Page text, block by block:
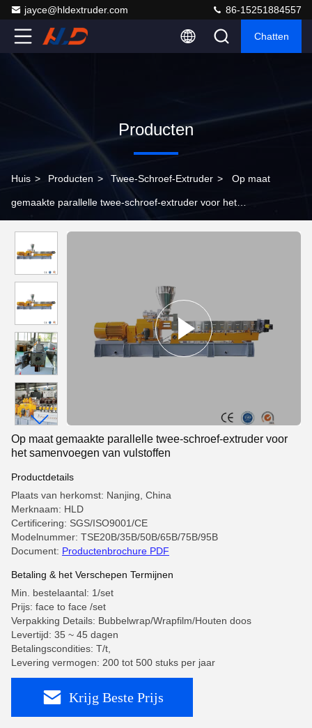
jayce@hldextruder.com 86-15251884557
Chatten
Producten
Huis > Producten > Twee-Schroef-Extruder > Op maat
gemaakte parallelle twee-schroef-extruder voor het
Op maat gemaakte parallelle twee-schroef-extruder voor
het samenvoegen van vulstoffen
Productdetails
Plaats van herkomst: Nanjing, China
Merknaam: HLD
Certificering: SGS/ISO9001/CE
Modelnummer: TSE20B/35B/50B/65B/75B/95B
Document: Productenbrochure PDF
Betaling & het Verschepen Termijnen
Min. bestelaantal: 1/set
Prijs: face to face /set
Verpakking Details: Bubbelwrap/Wrapfilm/Houten doos
Levertijd: 35 ~ 45 dagen
Betalingscondities: T/t,
Levering vermogen: 200 tot 500 stuks per jaar
Krijg Beste Prijs